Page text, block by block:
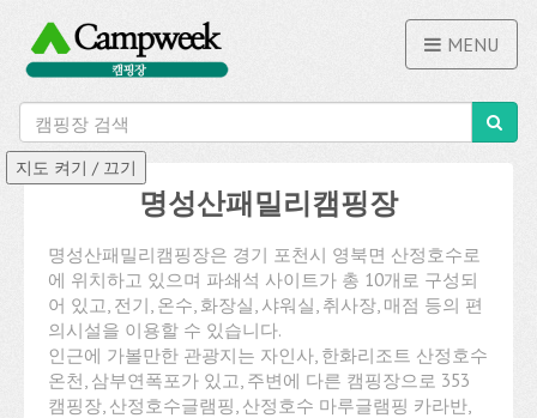
MENU
명성산패밀리캠핑장
명성산패밀리캠핑장은 경기 포천시 영북면 산정호수로
에 위치하고 있으며 파쇄석 사이트가 총 10개로 구성되
어 있고, 전기, 온수, 화장실, 샤워실, 취사장, 매점 등의 편
의시설을 이용할 수 있습니다.
인근에 가볼만한 관광지는 자인사, 한화리조트 산정호수
온천, 삼부연폭포가 있고, 주변에 다른 캠핑장으로 353
캠핑장, 산정호수글램핑, 산정호수 마루글램핑 카라반,